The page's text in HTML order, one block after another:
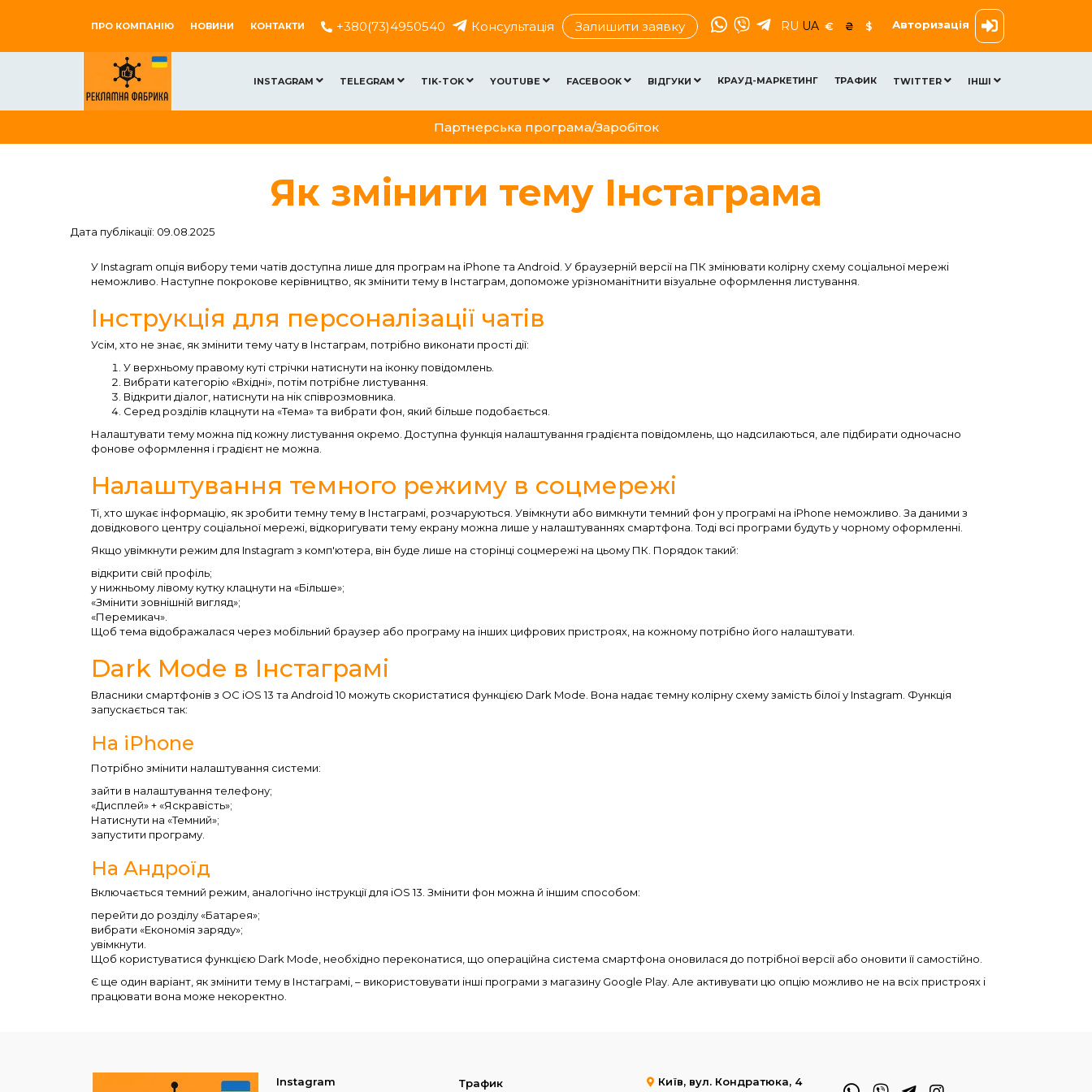
ПРО КОМПАНІЮ НОВИНИ КОНТАКТИ +380(73)4950540 Консультація Залишити заявку RU UA € ₴ $ Авторизація
INSTAGRAM TELEGRAM TIK-TOK YOUTUBE FACEBOOK ВІДГУКИ КРАУД-МАРКЕТИНГ ТРАФИК TWITTER ІНШІ
Партнерська програма/Заробіток
Як змінити тему Інстаграма
Дата публікації: 09.08.2025
У Instagram опція вибору теми чатів доступна лише для програм на iPhone та Android. У браузерній версії на ПК змінювати колірну схему соціальної мережі
неможливо. Наступне покрокове керівництво, як змінити тему в Інстаграм, допоможе урізноманітнити візуальне оформлення листування.
Інструкція для персоналізації чатів
Усім, хто не знає, як змінити тему чату в Інстаграм, потрібно виконати прості дії:
У верхньому правому куті стрічки натиснути на іконку повідомлень.
Вибрати категорію «Вхідні», потім потрібне листування.
Відкрити діалог, натиснути на нік співрозмовника.
Серед розділів клацнути на «Тема» та вибрати фон, який більше подобається.
Налаштувати тему можна під кожну листування окремо. Доступна функція налаштування градієнта повідомлень, що надсилаються, але підбирати одночасно
фонове оформлення і градієнт не можна.
Налаштування темного режиму в соцмережі
Ті, хто шукає інформацію, як зробити темну тему в Інстаграмі, розчаруються. Увімкнути або вимкнути темний фон у програмі на iPhone неможливо. За даними з
довідкового центру соціальної мережі, відкоригувати тему екрану можна лише у налаштуваннях смартфона. Тоді всі програми будуть у чорному оформленні.
Якщо увімкнути режим для Instagram з комп'ютера, він буде лише на сторінці соцмережі на цьому ПК. Порядок такий:
відкрити свій профіль;
у нижньому лівому кутку клацнути на «Більше»;
«Змінити зовнішній вигляд»;
«Перемикач».
Щоб тема відображалася через мобільний браузер або програму на інших цифрових пристроях, на кожному потрібно його налаштувати.
Dark Mode в Інстаграмі
Власники смартфонів з ОС iOS 13 та Android 10 можуть скористатися функцією Dark Mode. Вона надає темну колірну схему замість білої у Instagram. Функція
запускається так:
На iPhone
Потрібно змінити налаштування системи:
зайти в налаштування телефону;
«Дисплей» + «Яскравість»;
Натиснути на «Темний»;
запустити програму.
На Андроїд
Включається темний режим, аналогічно інструкції для iOS 13. Змінити фон можна й іншим способом:
перейти до розділу «Батарея»;
вибрати «Економія заряду»;
увімкнути.
Щоб користуватися функцією Dark Mode, необхідно переконатися, що операційна система смартфона оновилася до потрібної версії або оновити її самостійно.
Є ще один варіант, як змінити тему в Інстаграмі, – використовувати інші програми з магазину Google Play. Але активувати цю опцію можливо не на всіх пристроях і
працювати вона може некоректно.
Instagram Трафик Київ, вул. Кондратюка, 4